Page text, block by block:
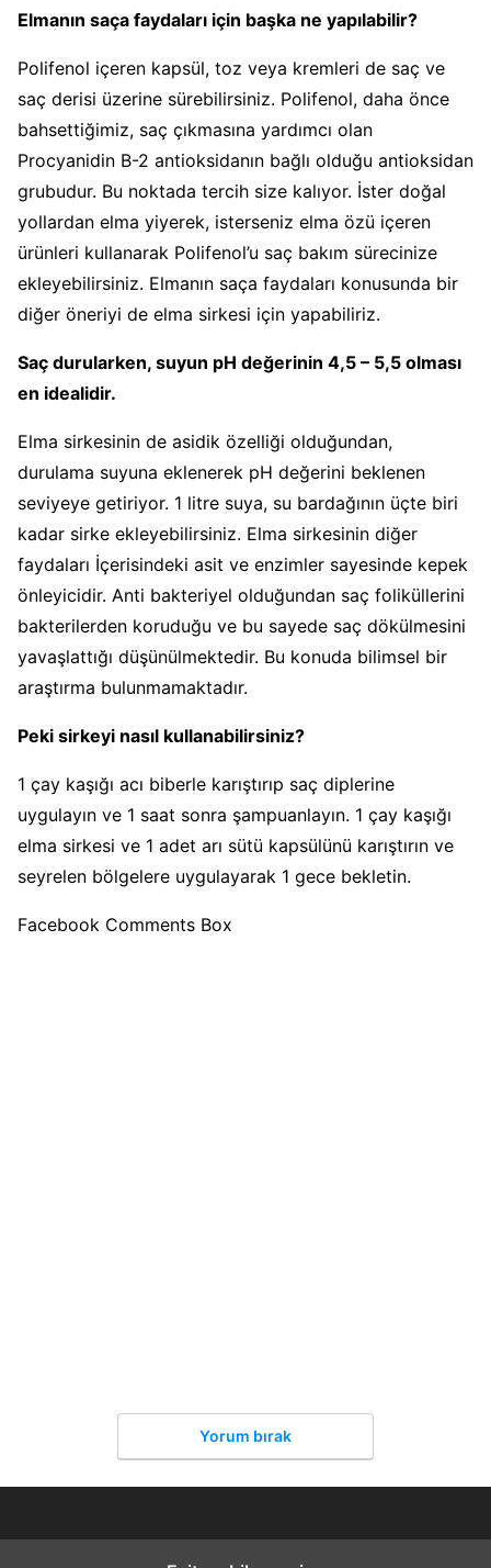
Elmanın saça faydaları için başka ne yapılabilir?
Polifenol içeren kapsül, toz veya kremleri de saç ve
saç derisi üzerine sürebilirsiniz. Polifenol, daha önce
bahsettiğimiz, saç çıkmasına yardımcı olan
Procyanidin B-2 antioksidanın bağlı olduğu antioksidan
grubudur. Bu noktada tercih size kalıyor. İster doğal
yollardan elma yiyerek, isterseniz elma özü içeren
ürünleri kullanarak Polifenol’u saç bakım sürecinize
ekleyebilirsiniz. Elmanın saça faydaları konusunda bir
diğer öneriyi de elma sirkesi için yapabiliriz.
Saç durularken, suyun pH değerinin 4,5 – 5,5 olması
en idealidir.
Elma sirkesinin de asidik özelliği olduğundan,
durulama suyuna eklenerek pH değerini beklenen
seviyeye getiriyor. 1 litre suya, su bardağının üçte biri
kadar sirke ekleyebilirsiniz. Elma sirkesinin diğer
faydaları İçerisindeki asit ve enzimler sayesinde kepek
önleyicidir. Anti bakteriyel olduğundan saç foliküllerini
bakterilerden koruduğu ve bu sayede saç dökülmesini
yavaşlattığı düşünülmektedir. Bu konuda bilimsel bir
araştırma bulunmamaktadır.
Peki sirkeyi nasıl kullanabilirsiniz?
1 çay kaşığı acı biberle karıştırıp saç diplerine
uygulayın ve 1 saat sonra şampuanlayın. 1 çay kaşığı
elma sirkesi ve 1 adet arı sütü kapsülünü karıştırın ve
seyrelen bölgelere uygulayarak 1 gece bekletin.
Facebook Comments Box
Yorum bırak